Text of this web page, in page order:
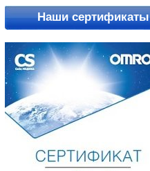
Наши сертификаты